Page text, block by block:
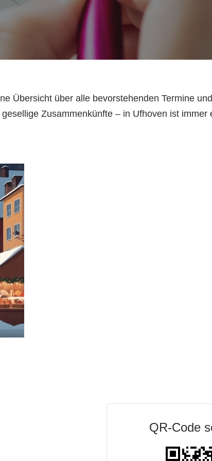
Übersicht über alle bevorstehenden Termine
Zusammenkünfte – in Ufhoven ist immer
QR-Code